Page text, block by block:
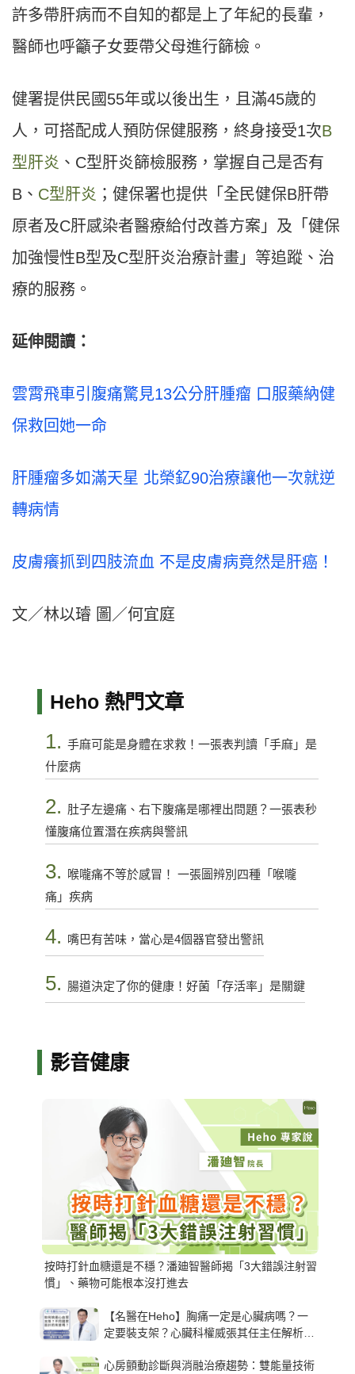
許多帶肝病而不自知的都是上了年紀的長輩，
醫師也呼籲子女要帶父母進行篩檢。
健署提供民國55年或以後出生，且滿45歲的
人，可搭配成人預防保健服務，終身接受1次B
型肝炎 、C型肝炎篩檢服務，掌握自己是否有
B、 C型肝炎 ；健保署也提供「全民健保B肝帶
原者及C肝感染者醫療給付改善方案」及「健保
加強慢性B型及C型肝炎治療計畫」等追蹤、治
療的服務。
延伸閱讀：
雲霄飛車引腹痛驚見13公分肝腫瘤 口服藥納健
保救回她一命
肝腫瘤多如滿天星 北榮釔90治療讓他一次就逆
轉病情
皮膚癢抓到四肢流血 不是皮膚病竟然是肝癌！
文／林以璿 圖／何宜庭
Heho 熱門文章
1. 手麻可能是身體在求救！一張表判讀「手麻」是
什麼病
2. 肚子左邊痛、右下腹痛是哪裡出問題？一張表秒
懂腹痛位置潛在疾病與警訊
3.
喉嚨痛不等於感冒！ 一張圖辨別四種「喉嚨
痛」疾病
4. 嘴巴有苦味，當心是4個器官發出警訊
5. 腸道決定了你的健康！好菌「存活率」是關鍵
影音健康
按時打針血糖還是不穩？潘廸智醫師揭「3大錯誤注射習
慣」、藥物可能根本沒打進去
【名醫在Heho】胸痛一定是心臟病嗎？一
定要裝支架？心臟科權威張其任主任解析支
心房顫動診斷與消融治療趨勢：雙能量技術